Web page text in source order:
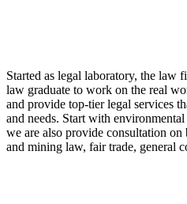
Started as legal laboratory, the law
law graduate to work on the real
and provide top-tier legal services
and needs. Start with
we are also provide consultation on
and mining law, fair trade, general